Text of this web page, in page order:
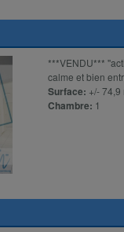
***VENDU***
calme et bien
Surface: +/- 74,9
Chambre: 1